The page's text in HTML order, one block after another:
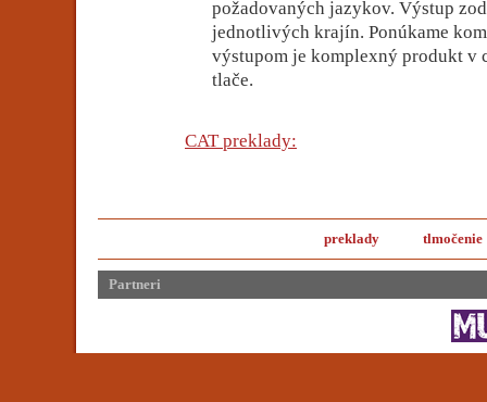
požadovaných jazykov. Výstup
jednotlivých krajín. Ponúkame
výstupom je komplexný produkt
tlače.
CAT preklady:
preklady tlmočenie
Partneri